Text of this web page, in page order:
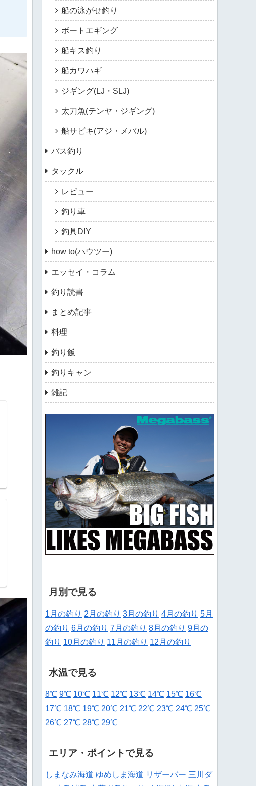
船の泳がせ釣り
ボートエギング
船キス釣り
船カワハギ
ジギング(LJ・SLJ)
太刀魚(テンヤ・ジギング)
船サビキ(アジ・メバル)
バス釣り
タックル
レビュー
釣り車
釣具DIY
how to(ハウツー)
エッセイ・コラム
釣り読書
まとめ記事
料理
釣り飯
釣りキャン
雑記
月別で見る
1月の釣り 2月の釣り 3月の釣り 4月の釣り 5月
の釣り 6月の釣り 7月の釣り 8月の釣り 9月の
釣り 10月の釣り 11月の釣り 12月の釣り
水温で見る
8℃ 9℃ 10℃ 11℃ 12℃ 13℃ 14℃ 15℃ 16℃
17℃ 18℃ 19℃ 20℃ 21℃ 22℃ 23℃ 24℃ 25℃
26℃ 27℃ 28℃ 29℃
エリア・ポイントで見る
しまなみ海道 ゆめしま海道 リザーバー 三川ダ